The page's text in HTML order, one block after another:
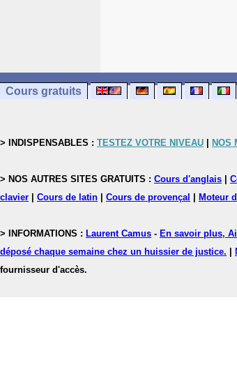
Cours gratuits
> INDISPENSABLES : TESTEZ VOTRE NIVEAU NOS
> NOS AUTRES SITES GRATUITS : Cours d'anglais
clavier
Cours de latin Cours de provençal Moteur
> INFORMATIONS : Laurent Camus - En savoir plus,
déposé chaque semaine chez un huissier de justice.
fournisseur d'accès.